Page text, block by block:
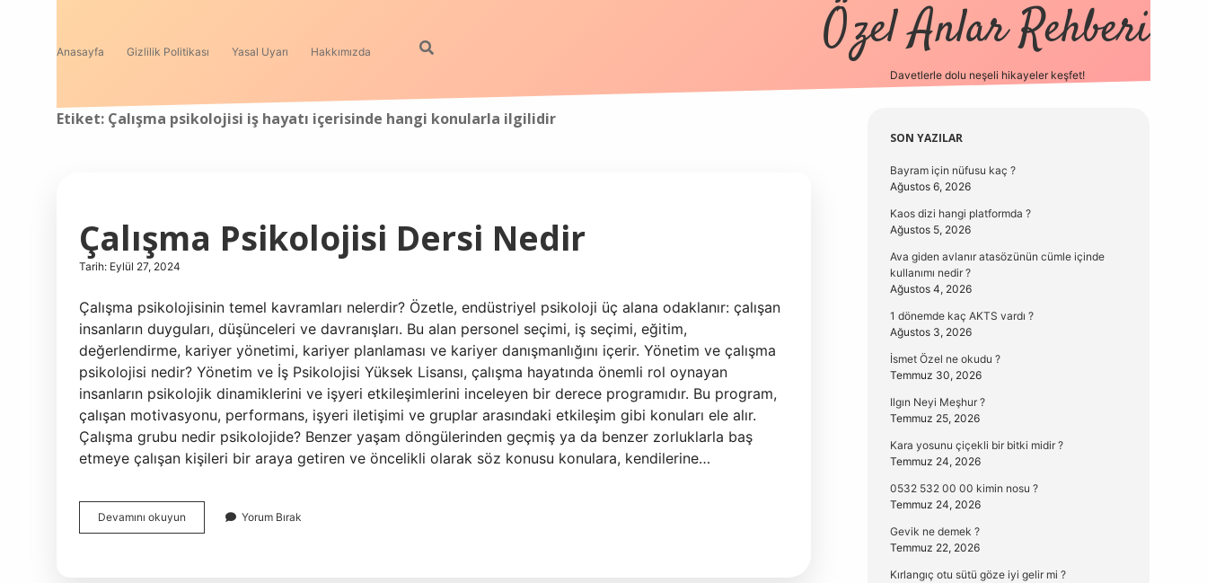
Anasayfa Gizlilik Politikası Yasal Uyarı Hakkımızda Özel Anlar Rehberi
Davetlerle dolu neşeli hikayeler keşfet!
Etiket: Çalışma psikolojisi iş hayatı içerisinde hangi konularla ilgilidir
Çalışma Psikolojisi Dersi Nedir
Tarih: Eylül 27, 2024
Çalışma psikolojisinin temel kavramları nelerdir? Özetle, endüstriyel psikoloji üç alana odaklanır: çalışan
insanların duyguları, düşünceleri ve davranışları. Bu alan personel seçimi, iş seçimi, eğitim,
değerlendirme, kariyer yönetimi, kariyer planlaması ve kariyer danışmanlığını içerir. Yönetim ve çalışma
psikolojisi nedir? Yönetim ve İş Psikolojisi Yüksek Lisansı, çalışma hayatında önemli rol oynayan
insanların psikolojik dinamiklerini ve işyeri etkileşimlerini inceleyen bir derece programıdır. Bu program,
çalışan motivasyonu, performans, işyeri iletişimi ve gruplar arasındaki etkileşim gibi konuları ele alır.
Çalışma grubu nedir psikolojide? Benzer yaşam döngülerinden geçmiş ya da benzer zorluklarla baş
etmeye çalışan kişileri bir araya getiren ve öncelikli olarak söz konusu konulara, kendilerine…
Devamını okuyun
Psikolojisi
Yorum Bırak
Sidebar
SON YAZILAR
Bayram için nüfusu kaç ?
Ağustos 6, 2026
Kaos dizi hangi platformda ?
Ağustos 5, 2026
Ava giden avlanır atasözünün cümle içinde
kullanımı nedir ?
Ağustos 4, 2026
1 dönemde kaç AKTS vardı ?
Ağustos 3, 2026
İsmet Özel ne okudu ?
Temmuz 30, 2026
Ilgın Neyi Meşhur ?
Temmuz 25, 2026
Kara yosunu çiçekli bir bitki midir ?
Temmuz 24, 2026
0532 532 00 00 kimin nosu ?
Temmuz 24, 2026
Gevik ne demek ?
Temmuz 22, 2026
Kırlangıç otu sütü göze iyi gelir mi ?